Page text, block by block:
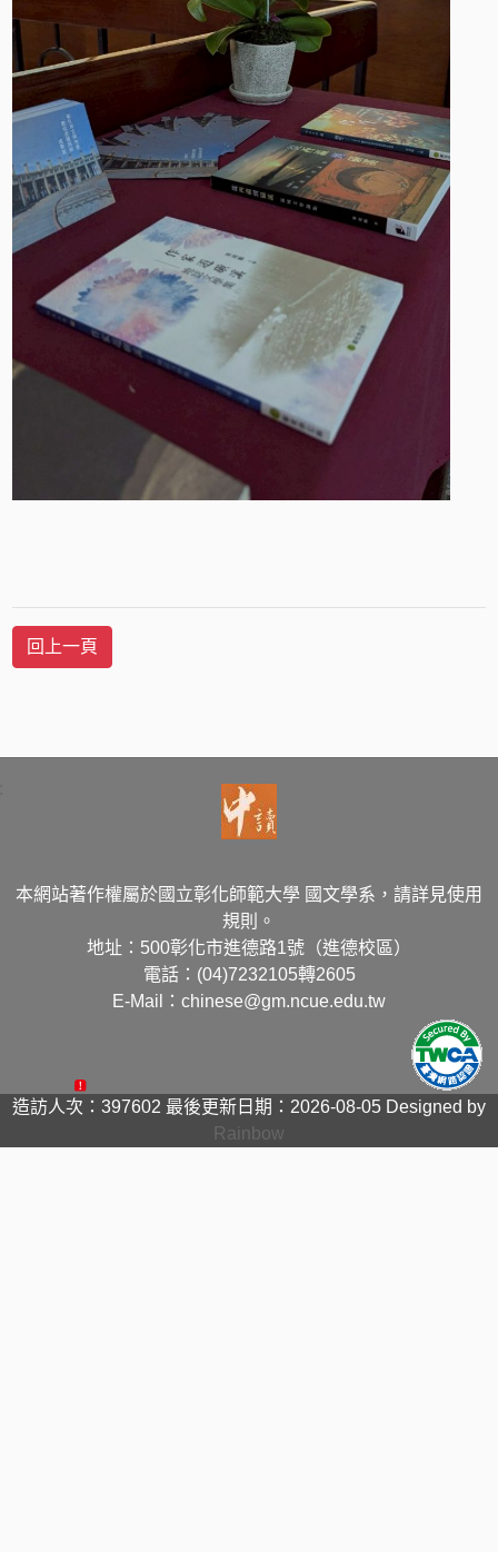
本網站著作權屬於國立彰化師範大學 國文學系，請詳見使用
規則。
地址：500彰化市進德路1號（進德校區）
電話：(04)7232105轉2605
E-Mail：chinese@gm.ncue.edu.tw
造訪人次：397602 最後更新日期：2026-08-05 Designed by
Rainbow